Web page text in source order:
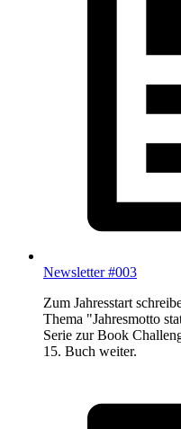
Newsletter #003
Zum Jahresstart
Thema "Jahresmotto
Serie zur Book
15. Buch weiter.